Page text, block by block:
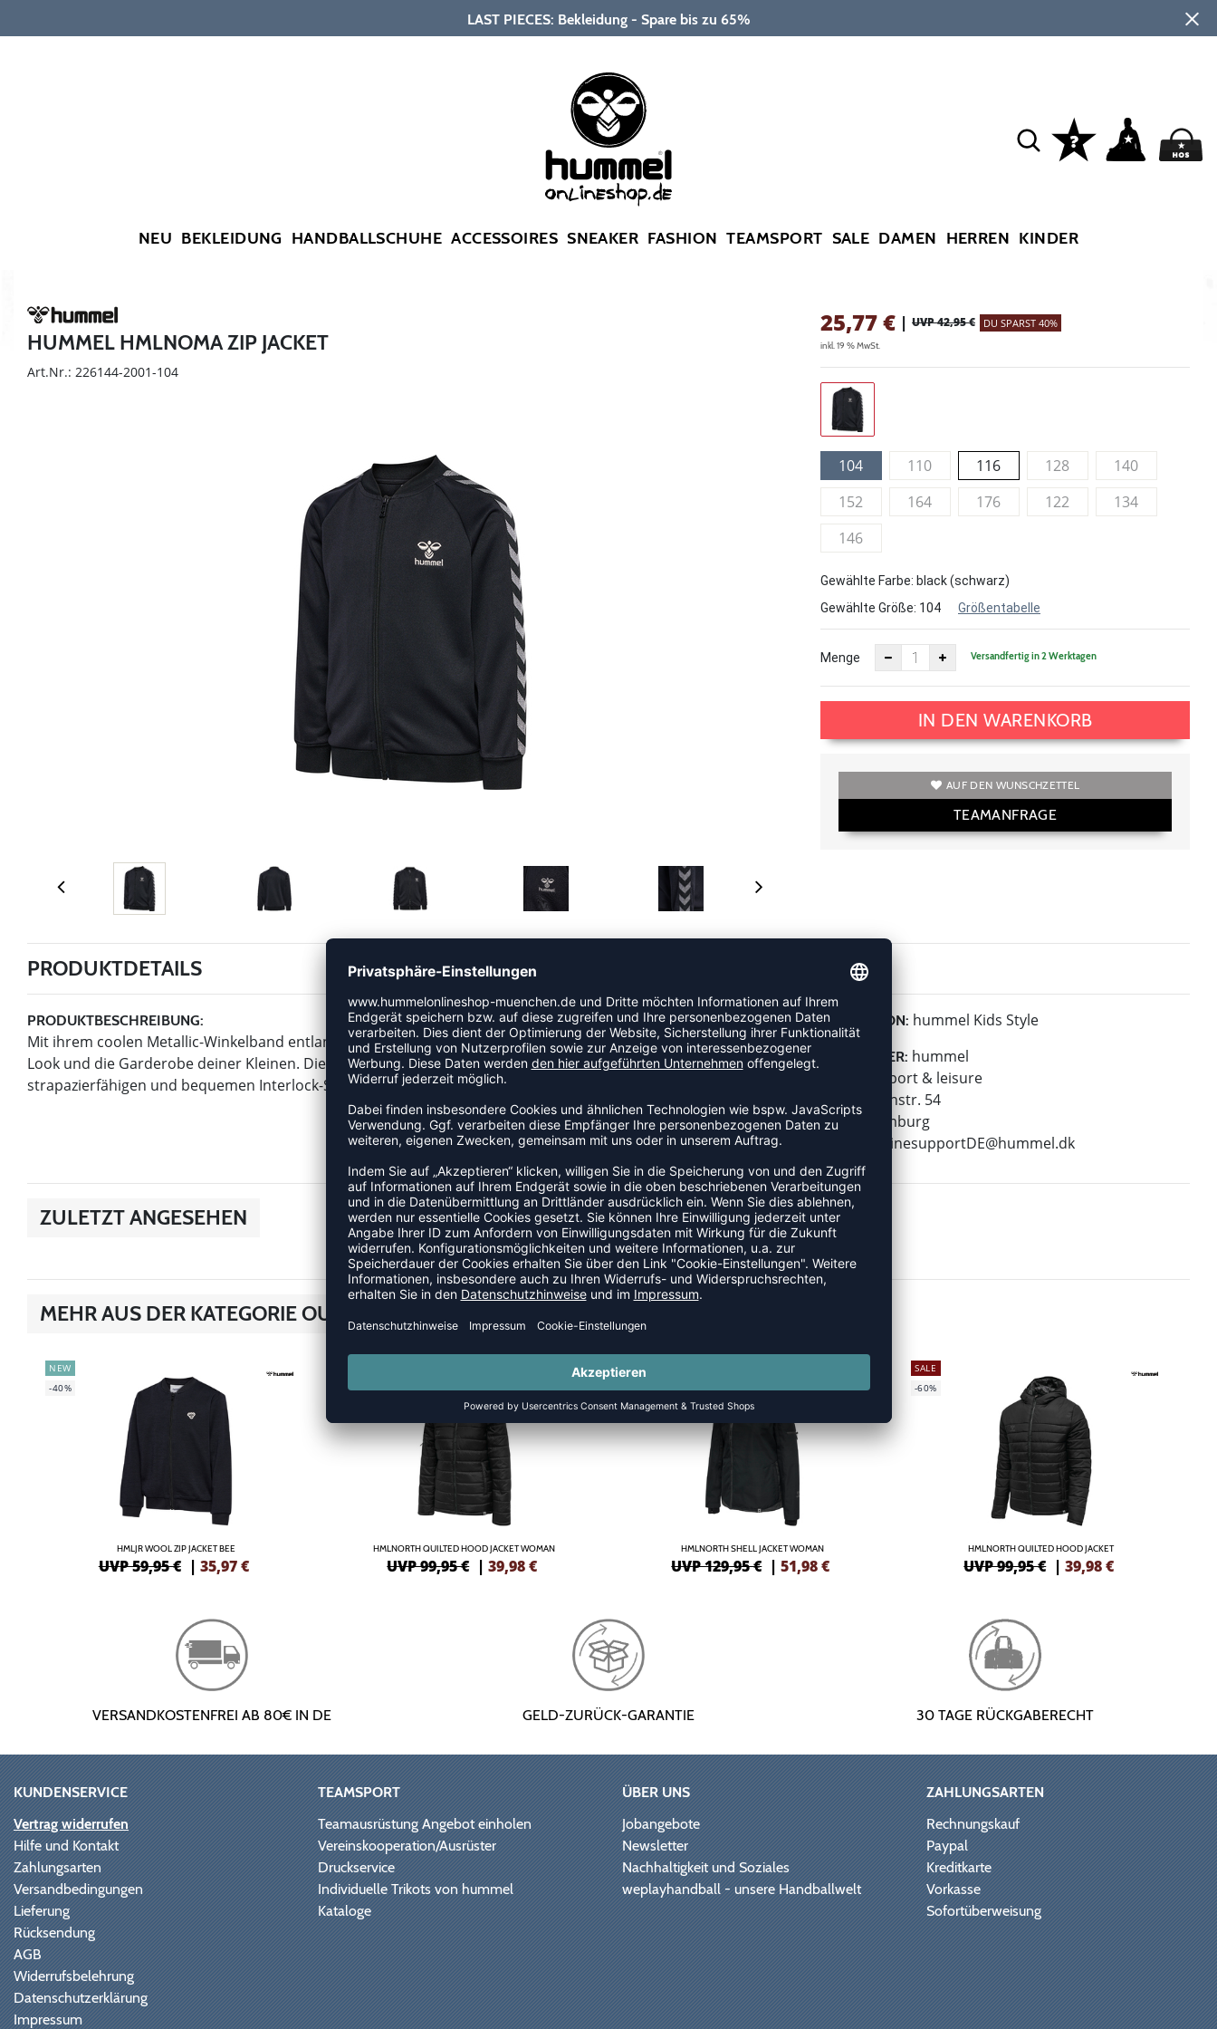
LAST PIECES: Bekleidung - Spare bis zu 65%
NEU BEKLEIDUNG HANDBALLSCHUHE ACCESSOIRES SNEAKER FASHION TEAMSPORT SALE DAMEN HERREN KINDER
HUMMEL HMLNOMA ZIP JACKET
Art.Nr.: 226144-2001-104
25,77€ | UVP 42,95 € DU SPARST 40%
inkl. 19 % MwSt.
104 110 116 128
140
152
164 176 122
134
146
Gewählte Farbe: black (schwarz)
Gewählte Größe: 104 Größentabelle
Menge Versandfertig in 2 Werktagen
IN DEN WARENKORB
AUF DEN WUNSCHZETTEL
TEAMANFRAGE
PRODUKTDETAILS
PRODUKTBESCHREIBUNG:
Mit ihrem coolen Metallic-Winkelband entlang der Ärmel ergänzt diese Jacke von hummel hervorragend den
Look und die Garderobe deiner Kleinen. Die hmlNOMA ZIP JACKET besteht aus einem atmungsaktiven,
strapazierfähigen und bequemen Interlock-Stoff und hat einen durchgängigen Front-Reißverschluss.
KOLLEKTION: hummel Kids Style
HERSTELLER: hummel
hummel sport & leisure
Leverkusenstr. 54
22761 Hamburg
onlinesupportDE@hummel.dk
ZULETZT ANGESEHEN
MEHR AUS DER KATEGORIE OUTDOOR JACKEN
NEW
-40%
HMLJR WOOL ZIP JACKET BEE
UVP 59,95 € | 35,97€
-60%
HMLNORTH QUILTED HOOD JACKET WOMAN
UVP 99,95 € |39,98€
SALE
-60%
HMLNORTH SHELL JACKET WOMAN
UVP 129,95 € |51,98€
SALE
-60%
HMLNORTH QUILTED HOOD JACKET
UVP 99,95 € |39,98€
VERSANDKOSTENFREI AB 80€ IN DE GELD-ZURÜCK-GARANTIE 30 TAGE RÜCKGABERECHT
KUNDENSERVICE
Vertrag widerrufen
Hilfe und Kontakt
Zahlungsarten
Versandbedingungen
Lieferung
Rücksendung
AGB
Widerrufsbelehrung
Datenschutzerklärung
Impressum
TEAMSPORT
Teamausrüstung Angebot einholen
Vereinskooperation/Ausrüster
Druckservice
Individuelle Trikots von hummel
Kataloge
ÜBER UNS
Jobangebote
Newsletter
Nachhaltigkeit und Soziales
weplayhandball - unsere Handballwelt
ZAHLUNGSARTEN
Rechnungskauf
Paypal
Kreditkarte
Vorkasse
Sofortüberweisung